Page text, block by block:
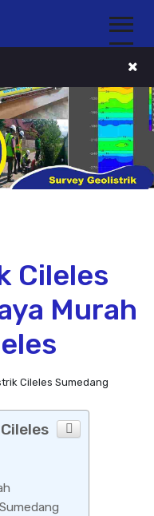
Cileles
Murah
Cileles Sumedang